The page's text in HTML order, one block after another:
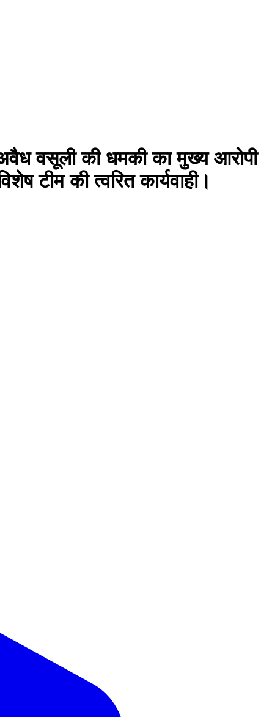
अवैध वसूली की धमकी का मुख्य आरोपी
टीम की त्वरित कार्यवाही।